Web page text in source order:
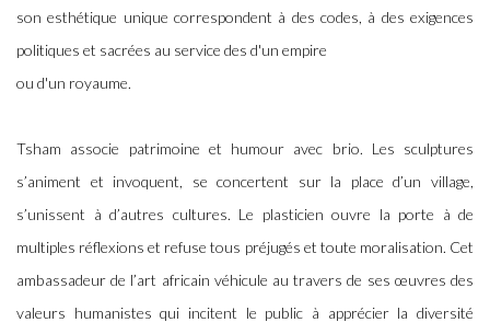
son esthétique unique correspondent à des codes, à des exigences
politiques et sacrées au service des d'un empire
ou d'un royaume.
Tsham associe patrimoine et humour avec brio. Les sculptures
s’animent et invoquent, se concertent sur la place d’un village,
s’unissent à d’autres cultures. Le plasticien ouvre la porte à de
multiples réflexions et refuse tous préjugés et toute moralisation. Cet
ambassadeur de l’art africain véhicule au travers de ses œuvres des
valeurs humanistes qui incitent le public à apprécier la diversité